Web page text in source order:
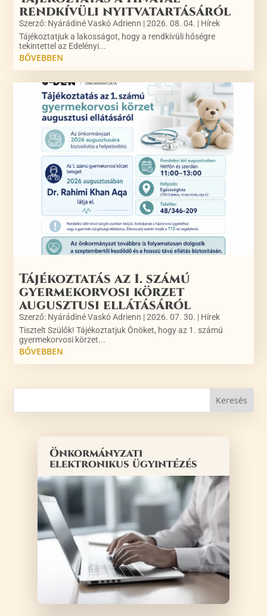
rendkívüli nyitvatartásáról
Szerző: Nyárádiné Vaskó Adrienn |2026. 08. 04. | Hírek
Tájékoztatjuk a lakosságot, hogy a rendkívüli hőségre
tekintettel az Edelényi...
BŐVEBBEN
Tájékoztatás az 1. számú
gyermekorvosi körzet
augusztusi ellátásáról
Szerző: Nyárádiné Vaskó Adrienn |2026. 07. 30. | Hírek
Tisztelt Szülők! Tájékoztatjuk Önöket, hogy az 1. számú
gyermekorvosi körzet...
BŐVEBBEN
Önkormányzati
elektronikus ügyintézés